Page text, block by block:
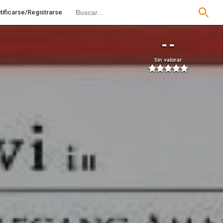
Registrarse
--
Sin valorar